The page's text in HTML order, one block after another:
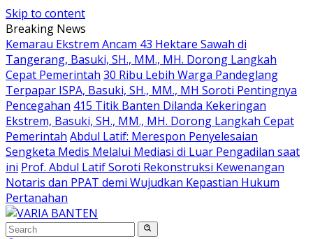
Skip to content
Breaking News
Kemarau Ekstrem Ancam 43 Hektare Sawah di
Tangerang, Basuki, SH., MM., MH. Dorong Langkah
Cepat Pemerintah 30 Ribu Lebih Warga Pandeglang
Terpapar ISPA, Basuki, SH., MM., MH Soroti Pentingnya
Pencegahan 415 Titik Banten Dilanda Kekeringan
Ekstrem, Basuki, SH., MM., MH. Dorong Langkah Cepat
Pemerintah Abdul Latif: Merespon Penyelesaian
Sengketa Medis Melalui Mediasi di Luar Pengadilan saat
ini Prof. Abdul Latif Soroti Rekonstruksi Kewenangan
Notaris dan PPAT demi Wujudkan Kepastian Hukum
Pertanahan